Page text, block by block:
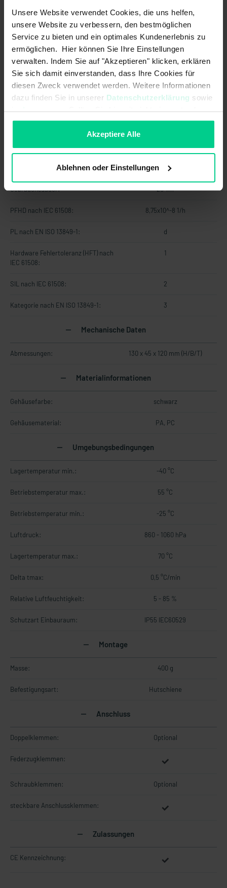
Unsere Website verwendet Cookies, die uns helfen,
unsere Website zu verbessern, den bestmöglichen
Service zu bieten und ein optimales Kundenerlebnis zu
ermöglichen. Hier können Sie Ihre Einstellungen
verwalten. Indem Sie auf "Akzeptieren" klicken, erklären
Sie sich damit einverstanden, dass Ihre Cookies für
diesen Zweck verwendet werden. Weitere Informationen
dazu finden Sie in unserer Datenschutzerklärung sowie
imImpressum. Sollten Sie hiermit nicht einverstanden
sein, können Sie die Verwendung von Cookies hier
Akzeptiere Alle
Ablehnen oder Einstellungen
Karenzzeit: 3000 ms
n max. der Schaltspiele bei 3 A
Schaltstrom (ohmsche Last):
190000
Sicherheitsausgang:
Schaltstrom max. am
Kontrollausgang:
0,1 A
Sicherheitstechnische Kennwerte
Gebrauchsdauer: 20 Tm
PFHD nach IEC 61508: 8,75x10^-8 1/h
PL nach EN ISO 13849-1: d
Hardware Fehlertoleranz (HFT) nach
IEC 61508:
1
SIL nach IEC 61508: 2
Kategorie nach EN ISO 13849-1: 3
Mechanische Daten
Abmessungen: 130 x 45 x 120 mm (H/B/T)
Materialinformationen
Gehäusefarbe: schwarz
Gehäusematerial: PA, PC
Umgebungsbedingungen
Lagertemperatur min.: -40 °C
Betriebstemperatur max.: 55 °C
Betriebstemperatur min.: -25 °C
Luftdruck: 860 - 1060 hPa
Lagertemperatur max.: 70 °C
Delta tmax: 0,5 °C/min
Relative Luftfeuchtigkeit: 5 - 85 %
Schutzart Einbauraum: IP55 IEC60529
Montage
Masse: 400 g
Befestigungsart: Hutschiene
Anschluss
Doppelklemmen: Optional
Federzugklemmen:
Schraubklemmen: Optional
steckbare Anschlussklemmen:
Zulassungen
CE Kennzeichnung: